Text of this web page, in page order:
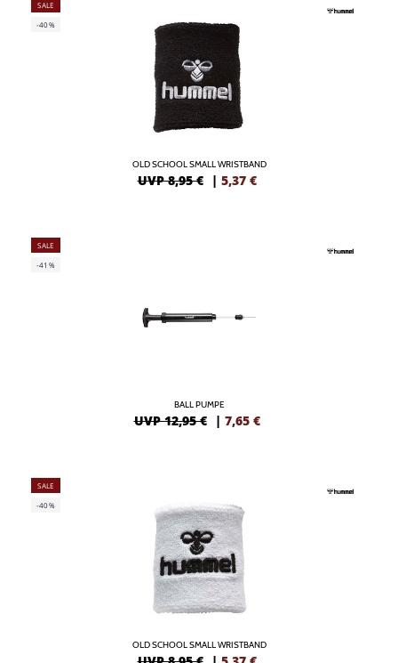
SALE
-40%
OLD SCHOOL SMALL WRISTBAND
UVP 8,95 € | 5,37 €
SALE
-41%
BALL PUMPE
UVP 12,95 € | 7,65 €
SALE
-40%
OLD SCHOOL SMALL WRISTBAND